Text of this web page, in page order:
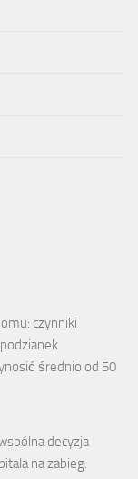
czynniki
średnio od 50
decyzja
na zabieg.